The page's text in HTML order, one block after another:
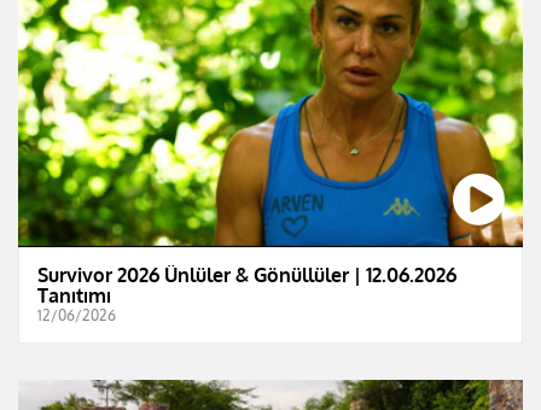
Survivor 2026 Ünlüler & Gönüllüler | 12.06.2026
Tanıtımı
12/06/2026